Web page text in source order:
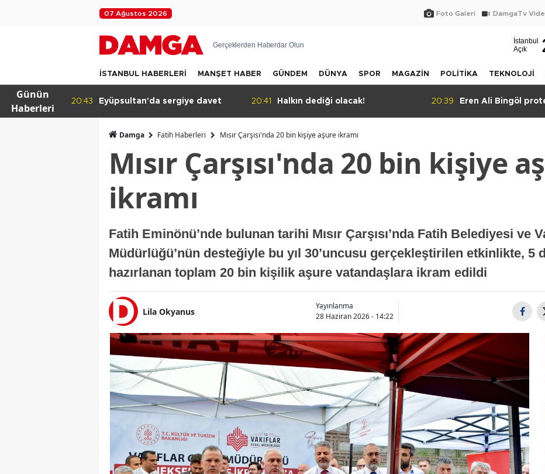
07 Ağustos 2026 Foto Galeri DamgaTv
Gerçeklerden Haberdar Olun
İstanbul
Açık
İSTANBUL HABERLERİ MANŞET HABER GÜNDEM DÜNYA SPOR MAGAZİN POLİTİKA TEKNOLOJİ
Günün
Haberleri
sergiye davet 20:41 Halkın dediği olacak! 20:39 Eren Ali Bingöl protesto edildi 20:36 Eğitimde
Damga Fatih Haberleri Mısır Çarşısı'nda 20 bin kişiye aşure ikramı
Mısır Çarşısı'nda 20 bin kişiye
ikramı
Fatih Eminönü’nde bulunan tarihi Mısır Çarşısı’nda Fatih Belediyesi ve
Müdürlüğü’nün desteğiyle bu yıl 30’uncusu gerçekleştirilen etkinlikte, 5
hazırlanan toplam 20 bin kişilik aşure vatandaşlara ikram edildi
Lila Okyanus
Yayınlanma
28 Haziran 2026 - 14:22